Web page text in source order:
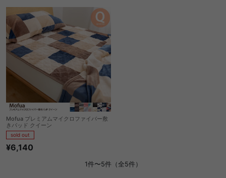
Mofua プレミアムマイクロファイバー敷
きパッド クイーン
sold out
¥6,140
1件〜5件（全5件）